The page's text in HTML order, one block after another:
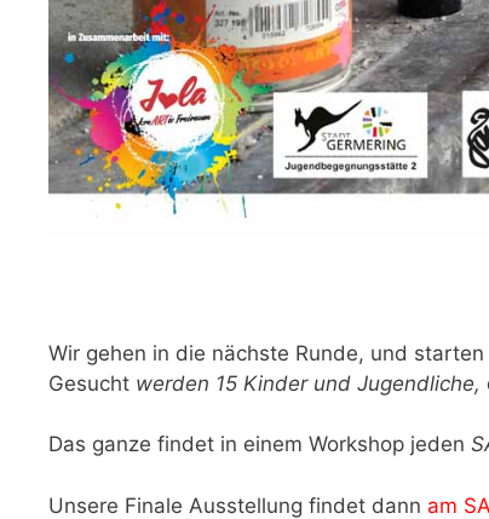
Wir gehen in die nächste Runde, und
Gesucht werden 15 Kinder und Jugendliche,
Das ganze findet in einem Workshop jeden
Unsere Finale Ausstellung findet dann am